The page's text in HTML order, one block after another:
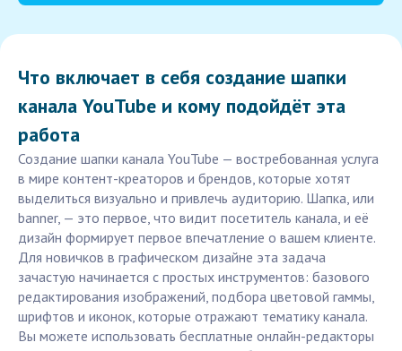
Что включает в себя создание шапки
канала YouTube и кому подойдёт эта
работа
Создание шапки канала YouTube — востребованная услуга
в мире контент-креаторов и брендов, которые хотят
выделиться визуально и привлечь аудиторию. Шапка, или
banner, — это первое, что видит посетитель канала, и её
дизайн формирует первое впечатление о вашем клиенте.
Для новичков в графическом дизайне эта задача
зачастую начинается с простых инструментов: базового
редактирования изображений, подбора цветовой гаммы,
шрифтов и иконок, которые отражают тематику канала.
Вы можете использовать бесплатные онлайн-редакторы